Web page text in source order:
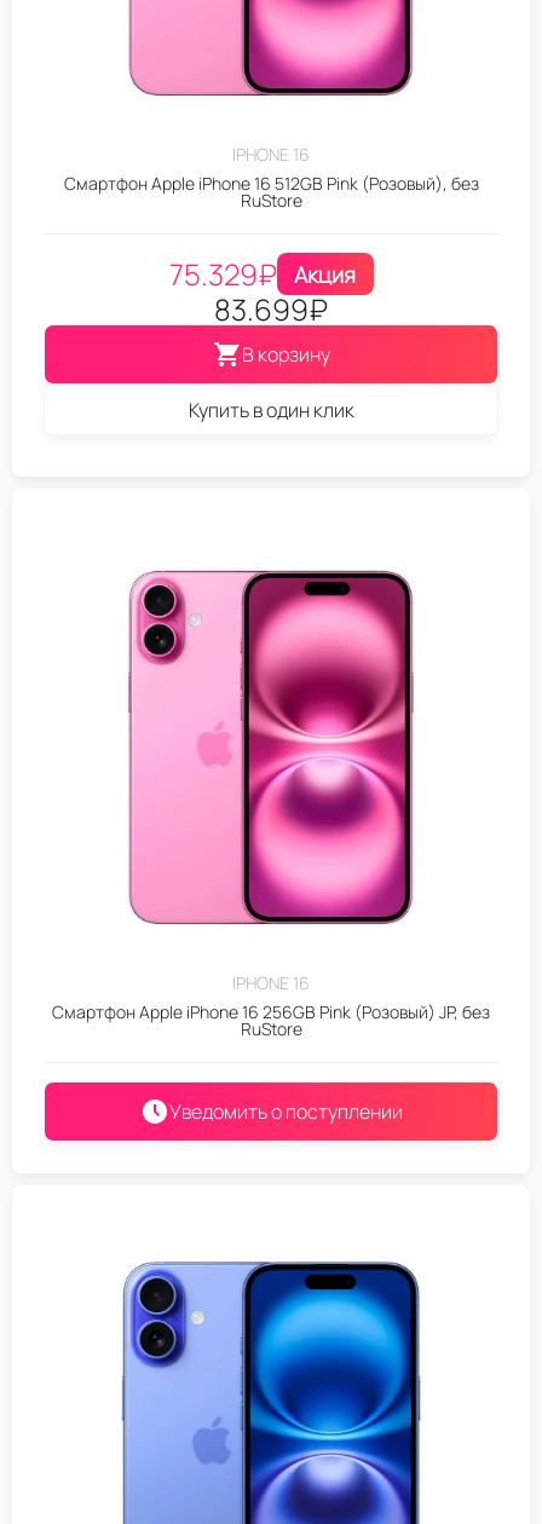
IPHONE 16
Смартфон Apple iPhone 16 512GB Pink (Розовый), без
RuStore
75.329₽ Акция
83.699₽
В корзину
Купить в один клик
IPHONE 16
Смартфон Apple iPhone 16 256GB Pink (Розовый) JP, без
RuStore
Уведомить о поступлении